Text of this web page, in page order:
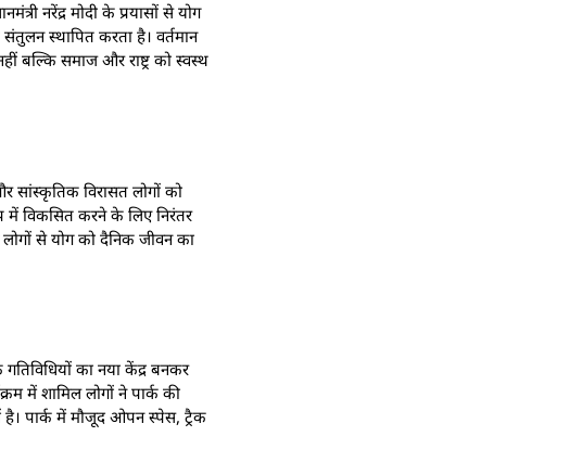
नरेंद्र मोदी के प्रयासों से योग
स्थापित करता है। वर्तमान
बल्कि समाज और राष्ट्र को स्वस्थ
सांस्कृतिक विरासत लोगों को
में विकसित करने के लिए निरंतर
से योग को दैनिक जीवन का
का नया केंद्र बनकर
में शामिल लोगों ने पार्क की
है। पार्क में मौजूद ओपन स्पेस, ट्रैक